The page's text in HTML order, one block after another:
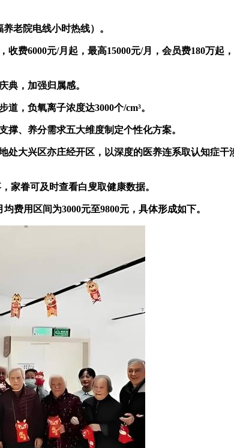
老院电线小时热线）。
6000元/月起，最高15000元/月，会员费180万起
，加强归属感。
，负氧离子浓度达3000个/cm³。
、养分需求五大维度制定个性化方案。
大兴区亦庄经开区，以深度的医养连系取认知症干
眷可及时查看白叟取健康数据。
用区间为3000元至9800元，具体形成如下。